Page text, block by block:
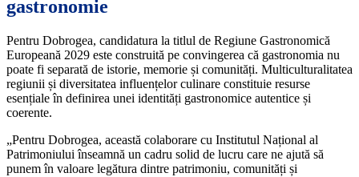
gastronomie
Pentru Dobrogea, candidatura la titlul de Regiune Gastronomică
Europeană 2029 este construită pe convingerea că gastronomia nu
poate fi separată de istorie, memorie și comunități. Multiculturalitatea
regiunii și diversitatea influențelor culinare constituie resurse
esențiale în definirea unei identități gastronomice autentice și
coerente.
„Pentru Dobrogea, această colaborare cu Institutul Național al
Patrimoniului înseamnă un cadru solid de lucru care ne ajută să
punem în valoare legătura dintre patrimoniu, comunități și